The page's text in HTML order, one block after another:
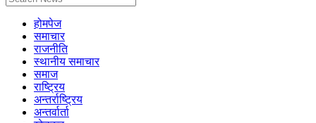
होमपेज
समाचार
राजनीति
स्थानीय समाचार
समाज
राष्ट्रिय
अन्तर्राष्ट्रिय
अन्तर्वार्ता